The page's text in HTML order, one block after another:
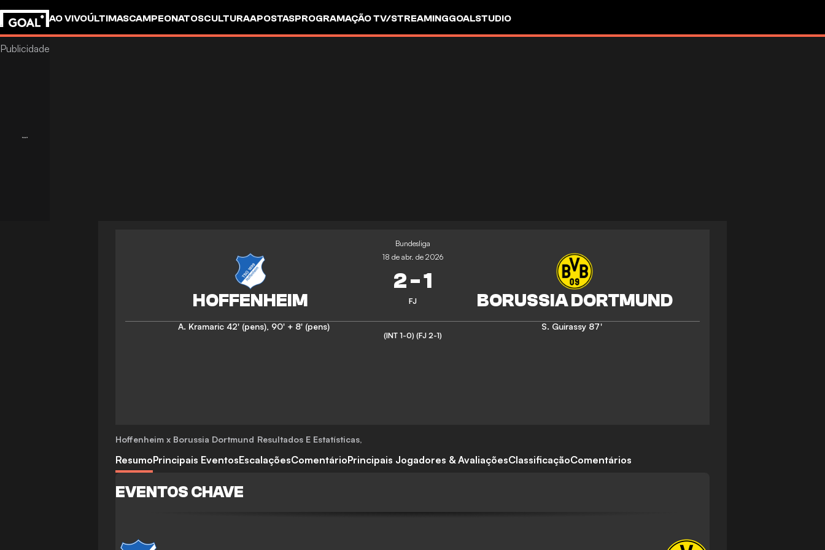
AO VIVOÚLTIMASCAMPEONATOSCULTURAAPOSTASPROGRAMAÇÃO TV/STREAMINGGOALSTUDIO
Bundesliga
18 de abr. de 2026
2-1
FJ
A. Kramaric 42' (pens), 90' + 8' (pens) S. Guirassy 87'
(INT 1-0) (FJ 2-1)
Hoffenheim x Borussia Dortmund Resultados E Estatísticas,
ResumoPrincipais EventosEscalaçõesComentárioPrincipais Jogadores & AvaliaçõesClassificaçãoComentários
EVENTOS CHAVE